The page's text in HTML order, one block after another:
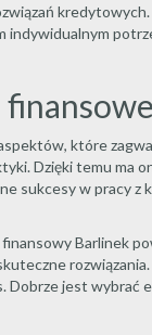
które
Dzięki temu ma
w pracy z
Barlinek
Dobrze jest